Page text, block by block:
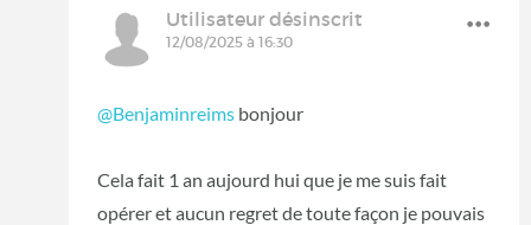
Utilisateur désinscrit
12/08/2025 à 16:30
@Benjaminreims bonjour
Cela fait 1 an aujourd hui que je me suis fait
opérer et aucun regret de toute façon je pouvais